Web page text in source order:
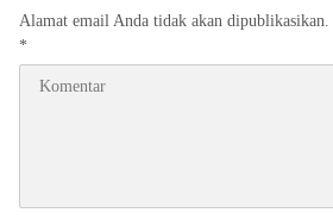
Alamat email Anda tidak akan dipublikasikan.
*